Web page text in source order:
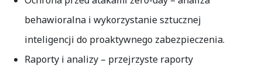
behawioralna i wykorzystanie sztucznej
inteligencji do proaktywnego zabezpieczenia.
Raporty i analizy– przejrzyste raporty